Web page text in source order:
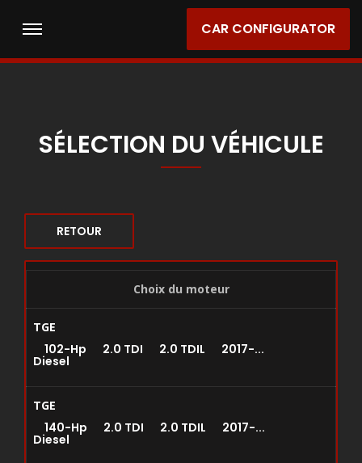
CAR CONFIGURATOR
SÉLECTION DU VÉHICULE
RETOUR
Choix du moteur
TGE
102-Hp 2.0 TDI 2.0 TDIL 2017-...
Diesel
TGE
140-Hp 2.0 TDI 2.0 TDIL 2017-...
Diesel